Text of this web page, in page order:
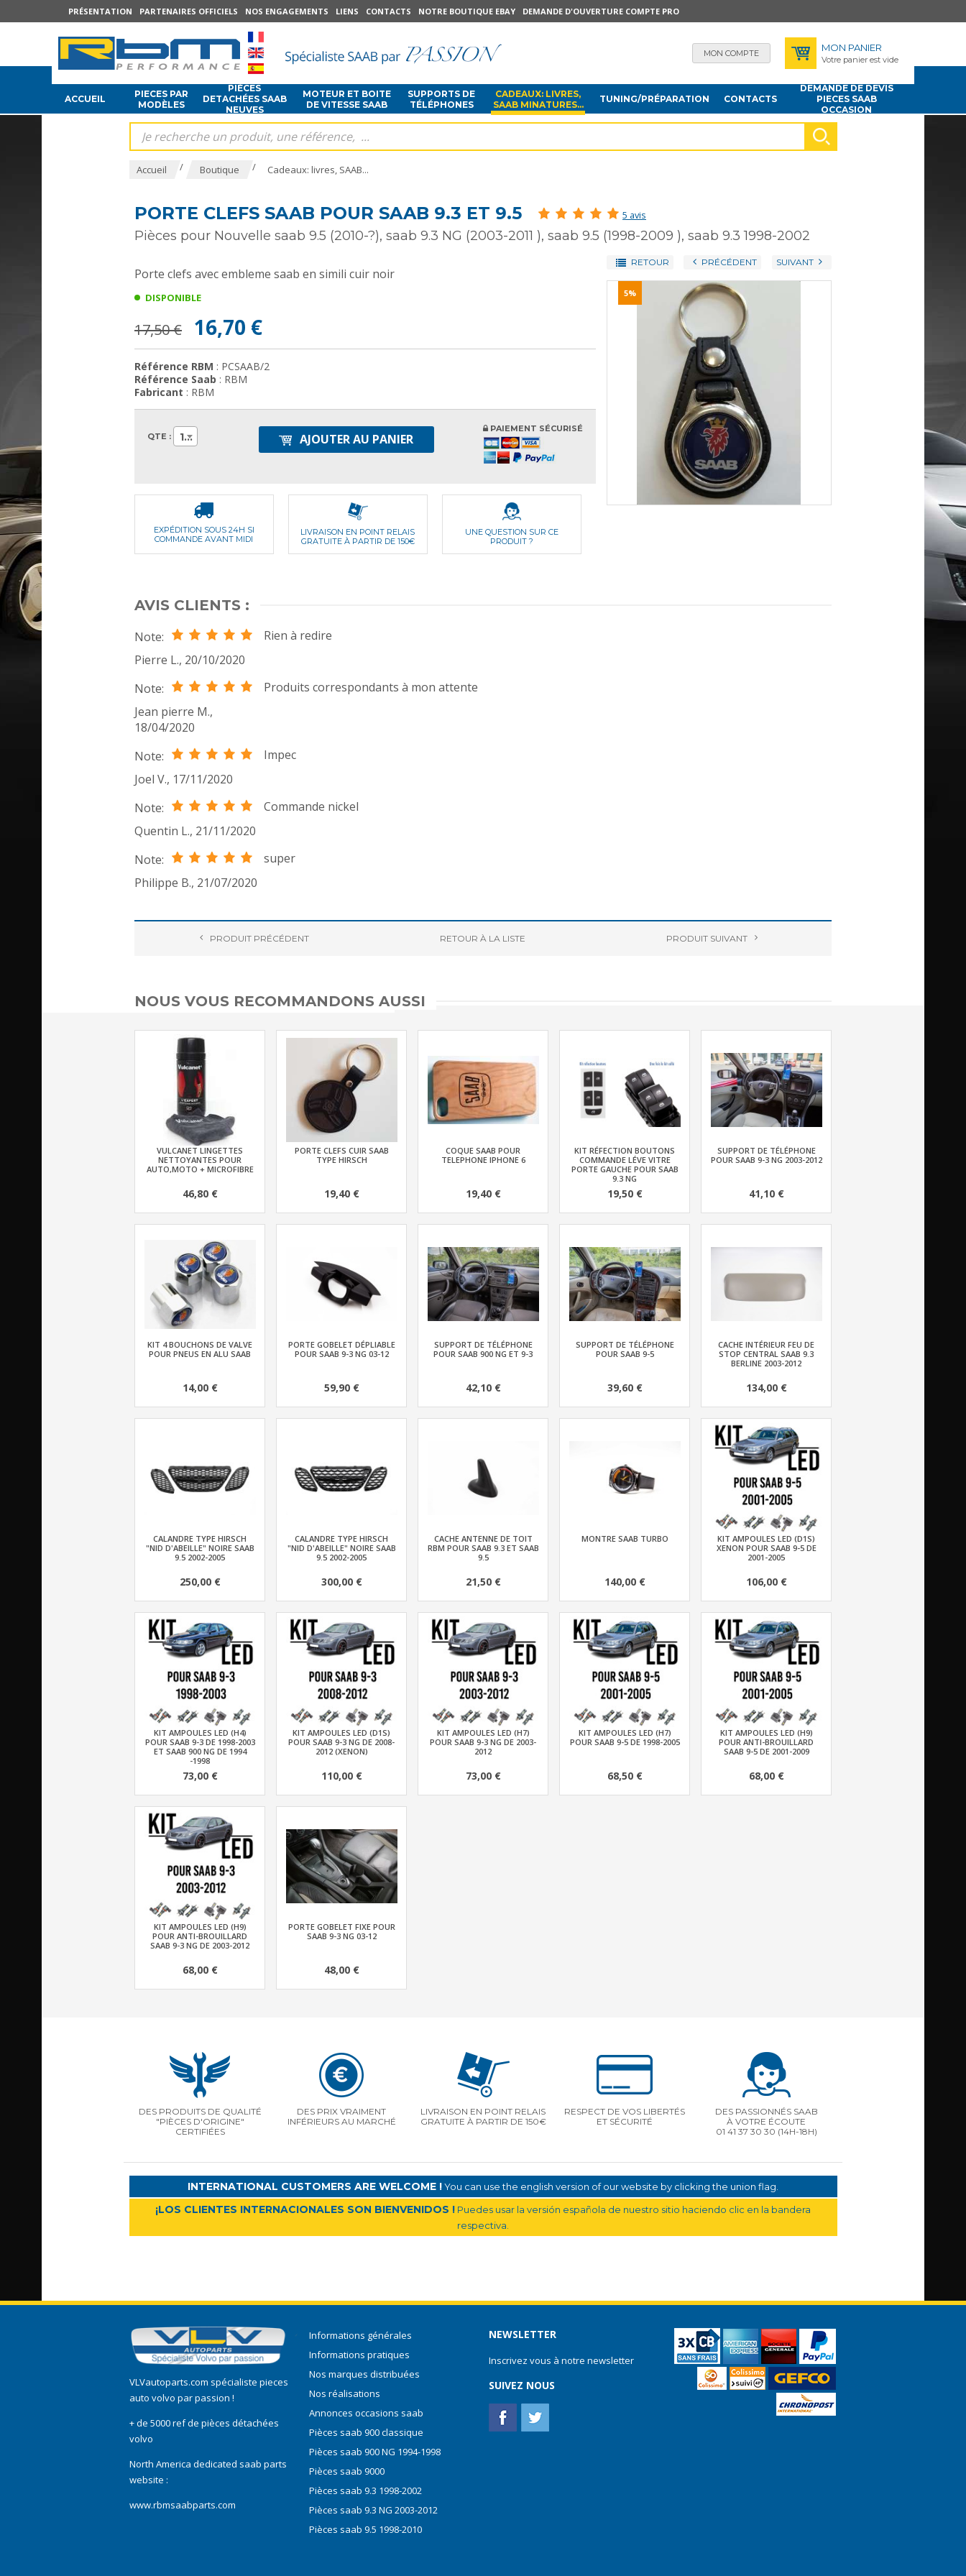
PRÉSENTATION PARTENAIRES OFFICIELS NOS ENGAGEMENTS LIENS CONTACTS NOTRE BOUTIQUE EBAY DEMANDE D'OUVERTURE COMPTE PRO
MON COMPTE MON PANIER
Votre panier est vide
ACCUEIL
PIECES PAR
MODÈLES
PIÈCES
DETACHÉES SAAB
NEUVES
MOTEUR ET BOITE
DE VITESSE SAAB
SUPPORTS DE
TÉLÉPHONES
CADEAUX: LIVRES,
SAAB MINATURES...
TUNING/PRÉPARATION CONTACTS
DEMANDE DE DEVIS
PIECES SAAB
OCCASION
Accueil / Boutique / Cadeaux: livres, SAAB...
PORTE CLEFS SAAB POUR SAAB 9.3 ET 9.5 5 avis
Pièces pour Nouvelle saab 9.5 (2010-?), saab 9.3 NG (2003-2011 ), saab 9.5 (1998-2009 ), saab 9.3 1998-2002
RETOUR PRÉCÉDENT SUIVANT
5%
Porte clefs avec embleme saab en simili cuir noir
DISPONIBLE
17,50 € 16,70 €
Référence RBM : PCSAAB/2
Référence Saab : RBM
Fabricant : RBM
QTE : 1 AJOUTER AU PANIER
PAIEMENT SÉCURISÉ
EXPÉDITION SOUS 24H SI
COMMANDE AVANT MIDI
LIVRAISON EN POINT RELAIS
GRATUITE À PARTIR DE 150€
UNE QUESTION SUR CE
PRODUIT ?
AVIS CLIENTS :
Note:
Pierre L., 20/10/2020
Rien à redire
Note:
Jean pierre M.,
18/04/2020
Produits correspondants à mon attente
Note:
Joel V., 17/11/2020
Impec
Note:
Quentin L., 21/11/2020
Commande nickel
Note:
Philippe B., 21/07/2020
super
PRODUIT PRÉCÉDENT RETOUR À LA LISTE PRODUIT SUIVANT
NOUS VOUS RECOMMANDONS AUSSI
VULCANET LINGETTES
NETTOYANTES POUR
AUTO,MOTO + MICROFIBRE
46,80 €
PORTE CLEFS CUIR SAAB
TYPE HIRSCH
19,40 €
COQUE SAAB POUR
TELEPHONE IPHONE 6
19,40 €
KIT RÉFECTION BOUTONS
COMMANDE LÉVE VITRE
PORTE GAUCHE POUR SAAB
9.3 NG
19,50 €
SUPPORT DE TÉLÉPHONE
POUR SAAB 9-3 NG 2003-2012
41,10 €
KIT 4 BOUCHONS DE VALVE
POUR PNEUS EN ALU SAAB
14,00 €
PORTE GOBELET DÉPLIABLE
POUR SAAB 9-3 NG 03-12
59,90 €
SUPPORT DE TÉLÉPHONE
POUR SAAB 900 NG ET 9-3
42,10 €
SUPPORT DE TÉLÉPHONE
POUR SAAB 9-5
39,60 €
CACHE INTÉRIEUR FEU DE
STOP CENTRAL SAAB 9.3
BERLINE 2003-2012
134,00 €
CALANDRE TYPE HIRSCH
"NID D'ABEILLE" NOIRE SAAB
9.5 2002-2005
250,00 €
CALANDRE TYPE HIRSCH
"NID D'ABEILLE" NOIRE SAAB
9.5 2002-2005
300,00 €
CACHE ANTENNE DE TOIT
RBM POUR SAAB 9.3 ET SAAB
9.5
21,50 €
MONTRE SAAB TURBO
140,00 €
KIT AMPOULES LED (D1S)
XENON POUR SAAB 9-5 DE
2001-2005
106,00 €
KIT AMPOULES LED (H4)
POUR SAAB 9-3 DE 1998-2003
ET SAAB 900 NG DE 1994
-1998
73,00 €
KIT AMPOULES LED (D1S)
POUR SAAB 9-3 NG DE 2008-
2012 (XENON)
110,00 €
KIT AMPOULES LED (H7)
POUR SAAB 9-3 NG DE 2003-
2012
73,00 €
KIT AMPOULES LED (H7)
POUR SAAB 9-5 DE 1998-2005
68,50 €
KIT AMPOULES LED (H9)
POUR ANTI-BROUILLARD
SAAB 9-5 DE 2001-2009
68,00 €
KIT AMPOULES LED (H9)
POUR ANTI-BROUILLARD
SAAB 9-3 NG DE 2003-2012
68,00 €
PORTE GOBELET FIXE POUR
SAAB 9-3 NG 03-12
48,00 €
DES PRODUITS DE QUALITÉ
"PIÈCES D'ORIGINE"
CERTIFIÉES
DES PRIX VRAIMENT
INFÉRIEURS AU MARCHÉ
LIVRAISON EN POINT RELAIS
GRATUITE À PARTIR DE 150€
RESPECT DE VOS LIBERTÉS
ET SÉCURITÉ
DES PASSIONNÉS SAAB
À VOTRE ÉCOUTE
01 41 37 30 30 (14H-18H)
INTERNATIONAL CUSTOMERS ARE WELCOME !You can use the english version of our website by clicking the union flag.
¡LOS CLIENTES INTERNACIONALES SON BIENVENIDOS ! Puedes usar la versión española de nuestro sitio haciendo clic en la bandera
respectiva.
VLVautoparts.com spécialiste pieces
auto volvo par passion !
+ de 5000 ref de pièces détachées
volvo
North America dedicated saab parts
website :
www.rbmsaabparts.com
Informations générales
Informations pratiques
Nos marques distribuées
Nos réalisations
Annonces occasions saab
Pièces saab 900 classique
Pièces saab 900 NG 1994-1998
Pièces saab 9000
Pièces saab 9.3 1998-2002
Pièces saab 9.3 NG 2003-2012
Pièces saab 9.5 1998-2010
NEWSLETTER
Inscrivez vous à notre newsletter
SUIVEZ NOUS